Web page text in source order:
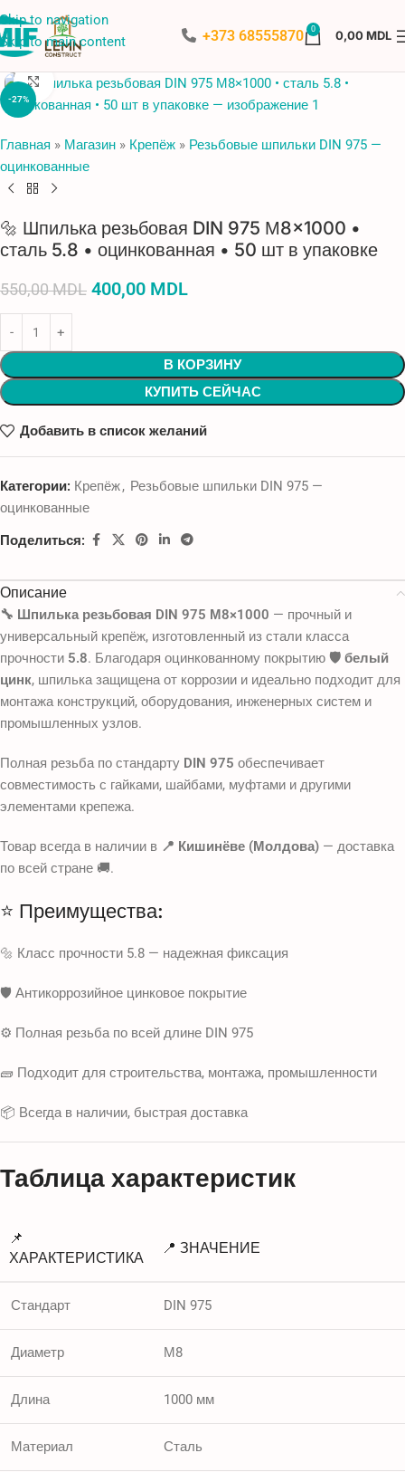
Skip to navigation
Skip to main content
+373 68555870 0 0,00MDL
-27%
Нажмите, чтобы увеличить
Главная » Магазин » Крепёж » Резьбовые шпильки DIN 975 —
оцинкованные
🔩 Шпилька резьбовая DIN 975 М8×1000 •
сталь 5.8 • оцинкованная • 50 шт в упаковке
550,00MDL 400,00 MDL
В КОРЗИНУ
КУПИТЬ СЕЙЧАС
Добавить в список желаний
Категории: Крепёж, Резьбовые шпильки DIN 975 —
оцинкованные
Поделиться:
Описание
🔧 Шпилька резьбовая DIN 975 М8×1000 — прочный и
универсальный крепёж, изготовленный из стали класса
прочности 5.8. Благодаря оцинкованному покрытию 🛡️ белый
цинк, шпилька защищена от коррозии и идеально подходит для
монтажа конструкций, оборудования, инженерных систем и
промышленных узлов.
Полная резьба по стандарту DIN 975 обеспечивает
совместимость с гайками, шайбами, муфтами и другими
элементами крепежа.
Товар всегда в наличии в 📍 Кишинёве (Молдова) — доставка
по всей стране 🚚.
⭐ Преимущества:
🔩 Класс прочности 5.8 — надежная фиксация
🛡️ Антикоррозийное цинковое покрытие
⚙️ Полная резьба по всей длине DIN 975
🧱 Подходит для строительства, монтажа, промышленности
📦 Всегда в наличии, быстрая доставка
Таблица характеристик
📌
ХАРАКТЕРИСТИКА
📍 ЗНАЧЕНИЕ
Стандарт DIN 975
Диаметр М8
Длина 1000 мм
Материал Сталь